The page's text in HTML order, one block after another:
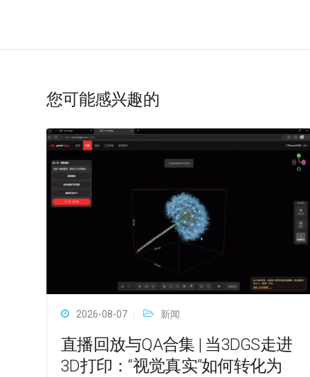
您可能感兴趣的
2026-08-07 新闻
直播回放与QA合集 | 当3DGS走进
3D打印：“视觉真实”如何转化为